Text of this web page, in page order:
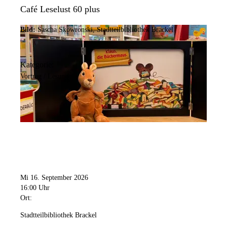
Café Leselust 60 plus
Bild: Sascha Skowronski, Stadtteilbibliothek Brackel
Kategorie:
Vortrag / Lesung
Mi 16. September 2026
16:00 Uhr
Ort:
Stadtteilbibliothek Brackel